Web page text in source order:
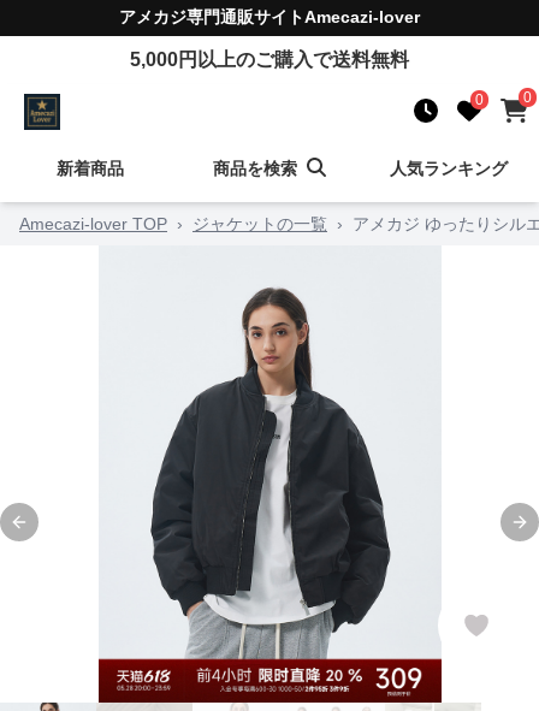
アメカジ専門通販サイトAmecazi-lover
5,000円以上のご購入で送料無料
0 0
新着商品 商品を検索 人気ランキング
Amecazi-lover TOP › ジャケットの一覧 › アメカジ ゆったりシル
Previous slide